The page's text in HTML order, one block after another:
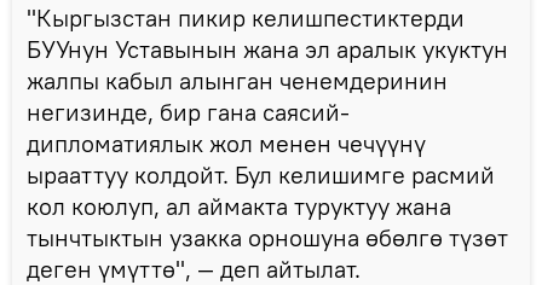
"Кыргызстан пикир келишпестиктерди
БУУнун Уставынын жана эл аралык укуктун
жалпы кабыл алынган ченемдеринин
негизинде, бир гана саясий-
дипломатиялык жол менен чечүүнү
ырааттуу колдойт. Бул келишимге расмий
кол коюлуп, ал аймакта туруктуу жана
тынчтыктын узакка орношуна өбөлгө түзөт
деген үмүттө", — деп айтылат.